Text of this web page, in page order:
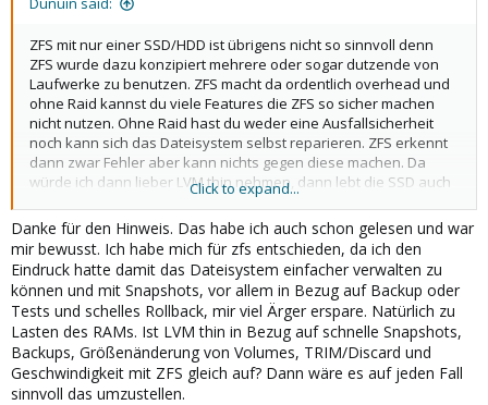
ZFS mit nur einer SSD/HDD ist übrigens nicht so sinnvoll denn
ZFS wurde dazu konzipiert mehrere oder sogar dutzende von
Laufwerke zu benutzen. ZFS macht da ordentlich overhead und
ohne Raid kannst du viele Features die ZFS so sicher machen
nicht nutzen. Ohne Raid hast du weder eine Ausfallsicherheit
noch kann sich das Dateisystem selbst reparieren. ZFS erkennt
dann zwar Fehler aber kann nichts gegen diese machen. Da
würde ich dann lieber LVM thin nehmen, dann lebt die SSD auch
länger. Außer natürlich du brauchst ZFS für so Dinge wie
Replikation. Snapshots würden auch mit LVM thin + qcow2 gehen.
Click to expand...
Danke für den Hinweis. Das habe ich auch schon gelesen und war
mir bewusst. Ich habe mich für zfs entschieden, da ich den
Eindruck hatte damit das Dateisystem einfacher verwalten zu
können und mit Snapshots, vor allem in Bezug auf Backup oder
Tests und schelles Rollback, mir viel Ärger erspare. Natürlich zu
Lasten des RAMs. Ist LVM thin in Bezug auf schnelle Snapshots,
Backups, Größenänderung von Volumes, TRIM/Discard und
Geschwindigkeit mit ZFS gleich auf? Dann wäre es auf jeden Fall
sinnvoll das umzustellen.